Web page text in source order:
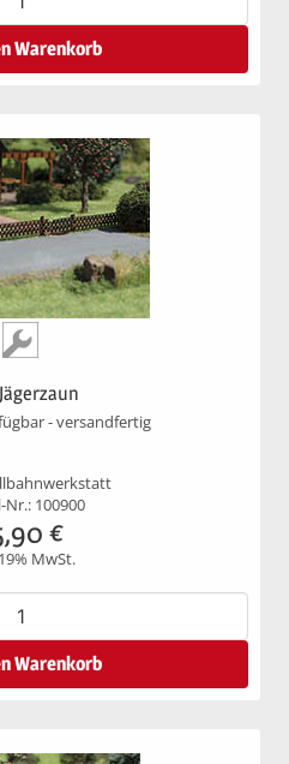
Warenkorb
- versandfertig
100900
€
MwSt.
Warenkorb